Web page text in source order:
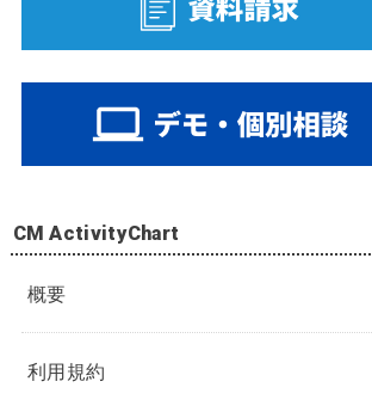
CM ActivityChart
概要
利用規約